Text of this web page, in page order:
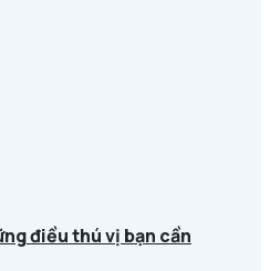
điều thú vị bạn cần